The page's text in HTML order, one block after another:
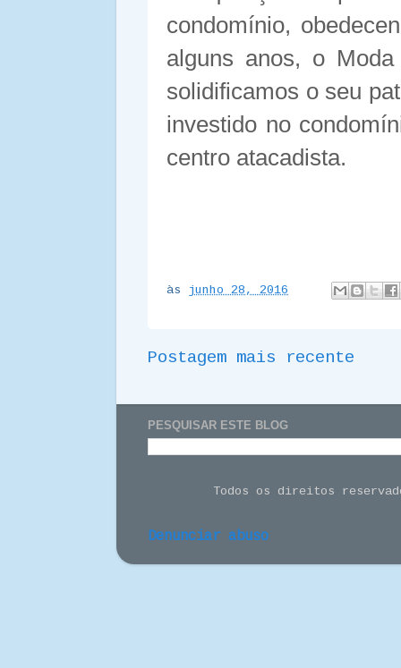
condomínio,
alguns anos, o
solidificamos o seu
investido no
centro atacadista.
às junho 28, 2016
Postagem mais recente
PESQUISAR ESTE BLOG
Todos os direitos
Denunciar abuso